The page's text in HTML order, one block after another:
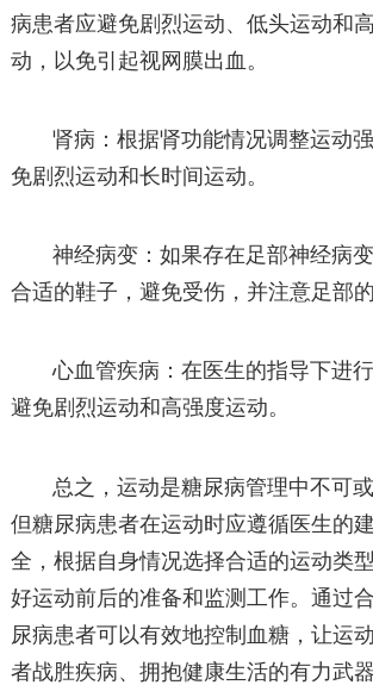
病患者应避免剧烈运动、低头运动和
动，以免引起视网膜出血。
肾病：根据肾功能情况调整运动
免剧烈运动和长时间运动。
神经病变：如果存在足部神经病
合适的鞋子，避免受伤，并注意足部的
心血管疾病：在医生的指导下进
避免剧烈运动和高强度运动。
总之，运动是糖尿病管理中不可或
但糖尿病患者在运动时应遵循医生的
全，根据自身情况选择合适的运动类
好运动前后的准备和监测工作。通过
尿病患者可以有效地控制血糖，让运
者战胜疾病、拥抱健康生活的有力武